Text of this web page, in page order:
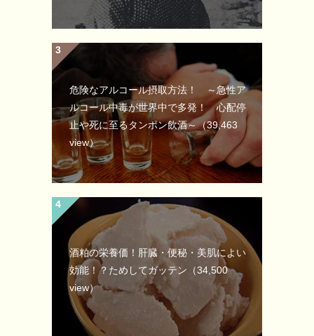
危険なアルコール摂取方法！ ～急性ア
ルコール中毒が世界中で多発！ 心配停
止や死に至るタンポン飲酒～（39,463
view）
酒粕の栄養価！肝臓・便秘・美肌によい
効能！？ためしてガッテン （34,500
view）